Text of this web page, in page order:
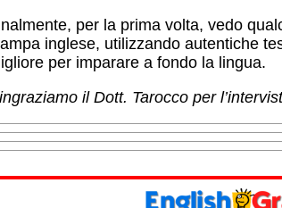
per la prima volta, vedo
inglese, utilizzando autentiche
per imparare a fondo la lingua.
il Dott. Tarocco per